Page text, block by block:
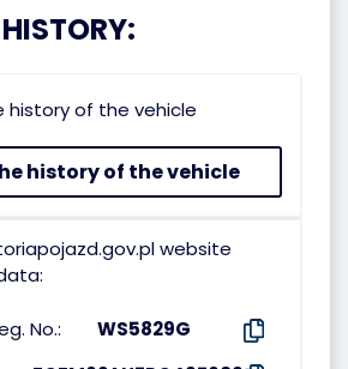
history of the vehicle
history of the vehicle
website
No.:
WS5829G